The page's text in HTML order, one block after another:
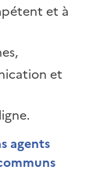
et à
et
agents